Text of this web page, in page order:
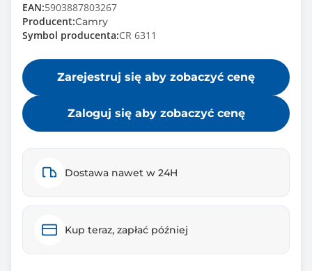
EAN:5903887803267
Producent:Camry
Symbol producenta:CR 6311
Zarejestruj się aby zobaczyć cenę
Zaloguj się aby zobaczyć cenę
Dostawa nawet w 24H
Kup teraz, zapłać później